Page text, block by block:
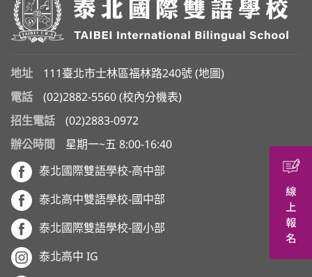
地址 111臺北市士林區福林路240號 (地圖 )
電話
(02)2882-5560 (校內分機表)
招生電話
(02)2883-0972
辦公時間
星期一~五 8:00-16:40
泰北國際雙語學校-高中部
泰北高中雙語學校-國中部
泰北國際雙語學校-國小部
泰北高中 IG